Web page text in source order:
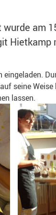
am
Hietkamp
seine
lassen.